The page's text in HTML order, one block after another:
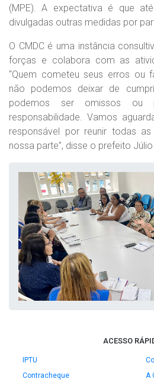
(MPE). A expectativa é que
divulgadas outras medidas por
O CMDC é uma instância
forças e colabora com as
“Quem cometeu seus erros ou
não podemos deixar de
podemos ser omissos ou
responsabilidade. Vamos
responsável por reunir todas
nossa parte”, disse o prefeito Júlio
ACESSO
IPTU
Contracheque
A